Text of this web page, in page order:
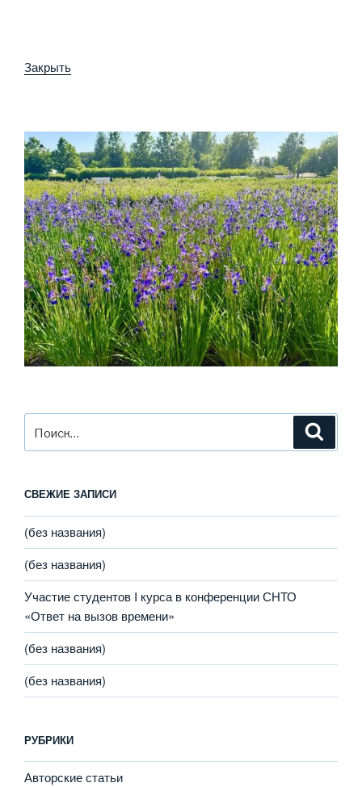
Закрыть
СВЕЖИЕ ЗАПИСИ
(без названия)
(без названия)
Участие студентов I курса в конференции СНТО
«Ответ на вызов времени»
(без названия)
(без названия)
РУБРИКИ
Авторские статьи